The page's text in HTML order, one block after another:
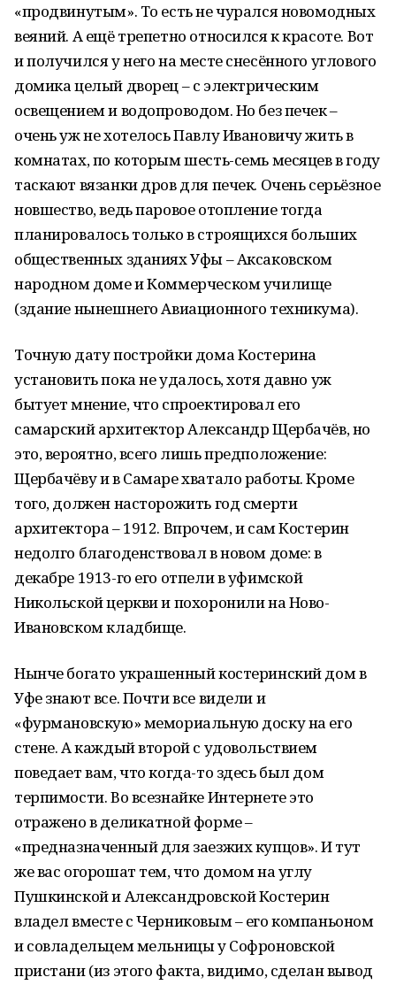
«продвинутым». То есть не чурался новомодных
веяний. А ещё трепетно относился к красоте. Вот
и получился у него на месте снесённого углового
домика целый дворец – с электрическим
освещением и водопроводом. Но без печек –
очень уж не хотелось Павлу Ивановичу жить в
комнатах, по которым шесть-семь месяцев в году
таскают вязанки дров для печек. Очень серьёзное
новшество, ведь паровое отопление тогда
планировалось только в строящихся больших
общественных зданиях Уфы – Аксаковском
народном доме и Коммерческом училище
(здание нынешнего Авиационного техникума).
Точную дату постройки дома Костерина
установить пока не удалось, хотя давно уж
бытует мнение, что спроектировал его
самарский архитектор Александр Щербачёв, но
это, вероятно, всего лишь предположение:
Щербачёву и в Самаре хватало работы. Кроме
того, должен насторожить год смерти
архитектора – 1912. Впрочем, и сам Костерин
недолго благоденствовал в новом доме: в
декабре 1913-го его отпели в уфимской
Никольской церкви и похоронили на Ново-
Ивановском кладбище.
Нынче богато украшенный костеринский дом в
Уфе знают все. Почти все видели и
«фурмановскую» мемориальную доску на его
стене. А каждый второй с удовольствием
поведает вам, что когда-то здесь был дом
терпимости. Во всезнайке Интернете это
отражено в деликатной форме –
«предназначенный для заезжих купцов». И тут
же вас огорошат тем, что домом на углу
Пушкинской и Александровской Костерин
владел вместе с Черниковым – его компаньоном
и совладельцем мельницы у Софроновской
пристани (из этого факта, видимо, сделан вывод